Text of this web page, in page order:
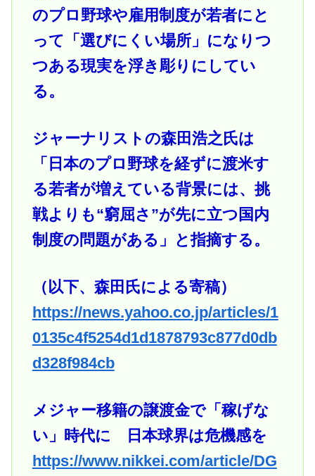
のプロ野球や雇用制度が若者にと
って「選びにくい場所」になりつ
つある現実を浮き彫りにしてい
る。
ジャーナリストの森田浩之氏は
「日本のプロ野球を経ずに渡米す
る若者が増えている背景には、挑
戦よりも“窮屈さ”が先に立つ国内
制度の問題がある」と指摘する。
（以下、森田氏による寄稿）
https://news.yahoo.co.jp/articles/1
0135c4f5254d1d1878793c877d0db
d328f984cb
メジャー移籍の譲渡金で「稼げな
い」時代に 日本球界は危機感を
https://www.nikkei.com/article/DG